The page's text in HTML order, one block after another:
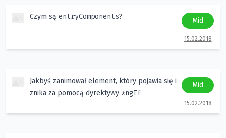
Czym są entryComponents? Mid
15.02.2018
Jakbyś zanimował element, który pojawia się i
znika za pomocą dyrektywy *ngIf
Mid
15.02.2018